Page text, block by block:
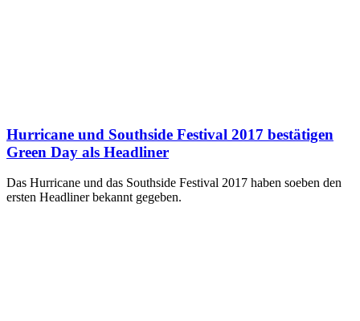
Hurricane und Southside Festival 2017 bestätigen
Green Day als Headliner
Das Hurricane und das Southside Festival 2017 haben soeben den
ersten Headliner bekannt gegeben.